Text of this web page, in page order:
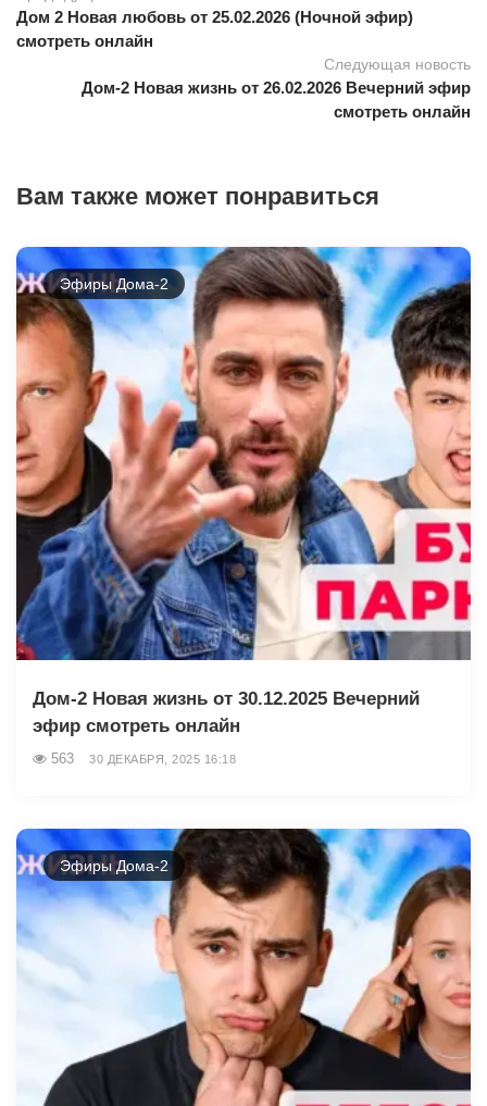
Дом 2 Новая любовь от 25.02.2026 (Ночной эфир)
смотреть онлайн
Следующая новость
Дом-2 Новая жизнь от 26.02.2026 Вечерний эфир
смотреть онлайн
Вам также может понравиться
Эфиры Дома-2
Дом-2 Новая жизнь от 30.12.2025 Вечерний
эфир смотреть онлайн
563 30 ДЕКАБРЯ, 2025 16:18
Эфиры Дома-2